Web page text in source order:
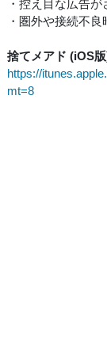
・控え目な広告が
・圏外や接続不良
捨てメアド (iOS
https://
mt=8